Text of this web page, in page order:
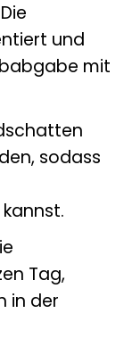
und
mit
sodass
Tag,
in der